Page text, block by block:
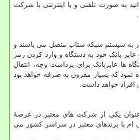
به صورت تلفنی و یا اینترنتی با شرکت
به سیستم شبکه شتاب متصل می باشند و
عابر بانک خود به دستگاه و وارد کردن رمز
ها عابربانک برای برداشت وجه، انتقال
نمود که بسیار مقرون به صرفه خواهد بود
افراد خواهد داشت.
یکی از شرکت های معتبر در عرصۀ
ام با برندهای معتبر در سراسر کشور می